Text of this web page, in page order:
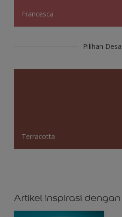
Francesca
Pilihan
Terracotta
Artikel inspirasi